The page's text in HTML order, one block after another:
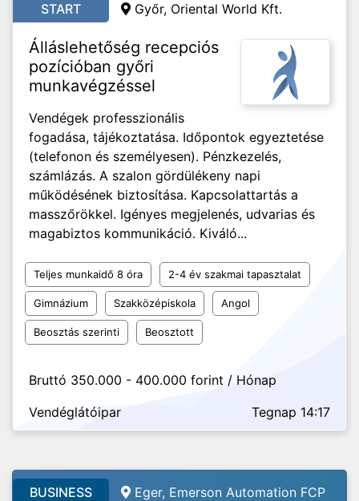
START Győr, Oriental World Kft.
Álláslehetőség recepciós
pozícióban győri
munkavégzéssel
Vendégek professzionális
fogadása, tájékoztatása. Időpontok egyeztetése
(telefonon és személyesen). Pénzkezelés,
számlázás. A szalon gördülékeny napi
működésének biztosítása. Kapcsolattartás a
masszőrökkel. Igényes megjelenés, udvarias és
magabiztos kommunikáció. Kiváló...
Teljes munkaidő 8 óra 2-4 év szakmai tapasztalat
Gimnázium Szakközépiskola Angol
Beosztás szerinti Beosztott
Bruttó 350.000 - 400.000 forint / Hónap
Vendéglátóipar
Tegnap 14:17
BUSINESS
Eger, Emerson Automation FCP